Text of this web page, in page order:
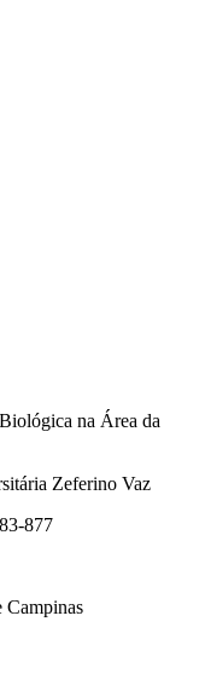
na Área da
Zeferino Vaz
877
Campinas